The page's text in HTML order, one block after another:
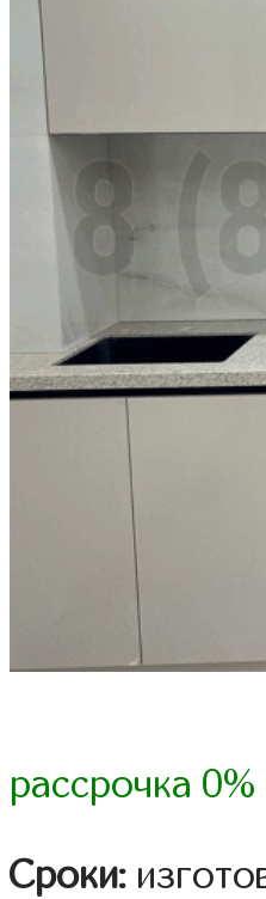
рассрочка
Сроки: